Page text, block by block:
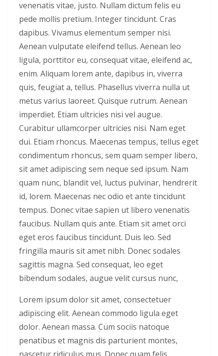
venenatis vitae, justo. Nullam dictum felis eu
pede mollis pretium. Integer tincidunt. Cras
dapibus. Vivamus elementum semper nisi.
Aenean vulputate eleifend tellus. Aenean leo
ligula, porttitor eu, consequat vitae, eleifend ac,
enim. Aliquam lorem ante, dapibus in, viverra
quis, feugiat a, tellus. Phasellus viverra nulla ut
metus varius laoreet. Quisque rutrum. Aenean
imperdiet. Etiam ultricies nisi vel augue.
Curabitur ullamcorper ultricies nisi. Nam eget
dui. Etiam rhoncus. Maecenas tempus, tellus eget
condimentum rhoncus, sem quam semper libero,
sit amet adipiscing sem neque sed ipsum. Nam
quam nunc, blandit vel, luctus pulvinar, hendrerit
id, lorem. Maecenas nec odio et ante tincidunt
tempus. Donec vitae sapien ut libero venenatis
faucibus. Nullam quis ante. Etiam sit amet orci
eget eros faucibus tincidunt. Duis leo. Sed
fringilla mauris sit amet nibh. Donec sodales
sagittis magna. Sed consequat, leo eget
bibendum sodales, augue velit cursus nunc,
Lorem ipsum dolor sit amet, consectetuer
adipiscing elit. Aenean commodo ligula eget
dolor. Aenean massa. Cum sociis natoque
penatibus et magnis dis parturient montes,